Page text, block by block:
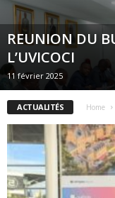
REUNION DU
L’UVICOCI
11 février 2025
ACTUALITÉS Home